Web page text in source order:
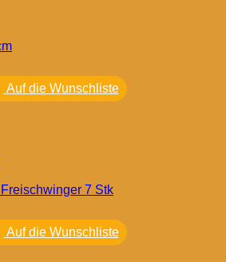
Auf die Wunschliste
Auf die Wunschliste